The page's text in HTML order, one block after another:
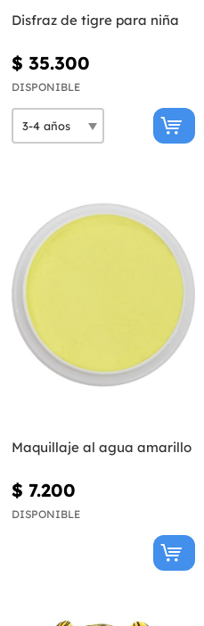
Disfraz de tigre para niña
$ 35.300
DISPONIBLE
Maquillaje al agua amarillo
$ 7.200
DISPONIBLE